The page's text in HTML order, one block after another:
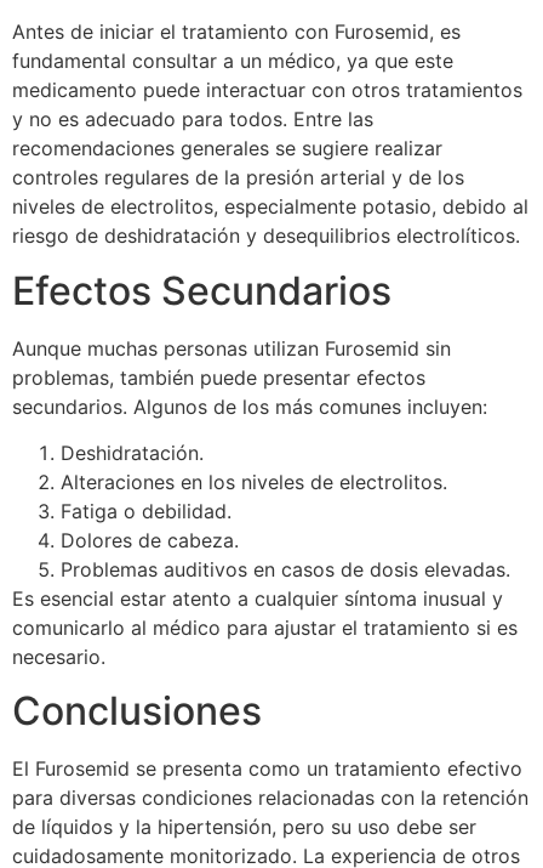
Antes de iniciar el tratamiento con Furosemid, es
fundamental consultar a un médico, ya que este
medicamento puede interactuar con otros tratamientos
y no es adecuado para todos. Entre las
recomendaciones generales se sugiere realizar
controles regulares de la presión arterial y de los
niveles de electrolitos, especialmente potasio, debido al
riesgo de deshidratación y desequilibrios electrolíticos.
Efectos Secundarios
Aunque muchas personas utilizan Furosemid sin
problemas, también puede presentar efectos
secundarios. Algunos de los más comunes incluyen:
Deshidratación.
Alteraciones en los niveles de electrolitos.
Fatiga o debilidad.
Dolores de cabeza.
Problemas auditivos en casos de dosis elevadas.
Es esencial estar atento a cualquier síntoma inusual y
comunicarlo al médico para ajustar el tratamiento si es
necesario.
Conclusiones
El Furosemid se presenta como un tratamiento efectivo
para diversas condiciones relacionadas con la retención
de líquidos y la hipertensión, pero su uso debe ser
cuidadosamente monitorizado. La experiencia de otros